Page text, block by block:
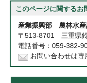
このページに関するお
産業振興部 農林水産
〒513-8701 三重県
電話番号：059-382-
お問い合わせは専